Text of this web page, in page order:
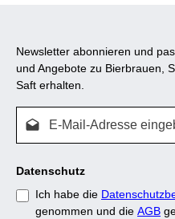
Newsletter abonnieren und
und Angebote zu Bierbrauen,
Saft erhalten.
Datenschutz
Ich habe die
genommen und die AGB